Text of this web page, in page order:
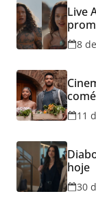
Live
8
hoje
11
hoje
30